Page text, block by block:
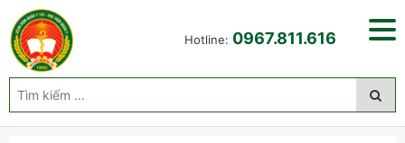
Hotline: 0967.811.616